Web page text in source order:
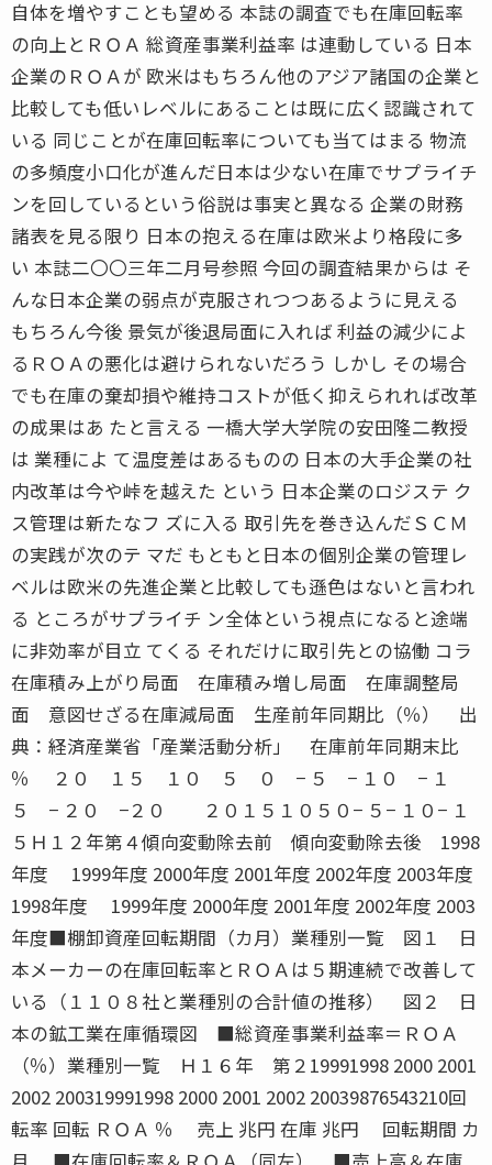
自体を増やすことも望める 本誌の調査でも在庫回転率
の向上とＲＯＡ 総資産事業利益率 は連動している 日本
企業のＲＯＡが 欧米はもちろん他のアジア諸国の企業と
比較しても低いレベルにあることは既に広く認識されて
いる 同じことが在庫回転率についても当てはまる 物流
の多頻度小口化が進んだ日本は少ない在庫でサプライチ
ンを回しているという俗説は事実と異なる 企業の財務
諸表を見る限り 日本の抱える在庫は欧米より格段に多
い 本誌二〇〇三年二月号参照 今回の調査結果からは そ
んな日本企業の弱点が克服されつつあるように見える
もちろん今後 景気が後退局面に入れば 利益の減少によ
るＲＯＡの悪化は避けられないだろう しかし その場合
でも在庫の棄却損や維持コストが低く抑えられれば改革
の成果はあ たと言える 一橋大学大学院の安田隆二教授
は 業種によ て温度差はあるものの 日本の大手企業の社
内改革は今や峠を越えた という 日本企業のロジステ ク
ス管理は新たなフ ズに入る 取引先を巻き込んだＳＣＭ
の実践が次のテ マだ もともと日本の個別企業の管理レ
ベルは欧米の先進企業と比較しても遜色はないと言われ
る ところがサプライチ ン全体という視点になると途端
に非効率が目立 てくる それだけに取引先との協働 コラ
在庫積み上がり局面 在庫積み増し局面 在庫調整局
面 意図せざる在庫減局面 生産前年同期比（％） 出
典：経済産業省「産業活動分析」 在庫前年同期末比
％ ２０ １５ １０ ５ ０ − ５ − １０ − １
５ − ２０ −２０ ２０１５１０５０− ５− １０− １
５Ｈ１２年第４傾向変動除去前 傾向変動除去後 1998
年度 1999年度 2000年度 2001年度 2002年度 2003年度
1998年度 1999年度 2000年度 2001年度 2002年度 2003
年度■棚卸資産回転期間（カ月）業種別一覧 図１ 日
本メーカーの在庫回転率とＲＯＡは５期連続で改善して
いる（１１０８社と業種別の合計値の推移） 図２ 日
本の鉱工業在庫循環図 ■総資産事業利益率＝ＲＯＡ
（％）業種別一覧 Ｈ１６年 第２19991998 2000 2001
2002 200319991998 2000 2001 2002 20039876543210回
転率 回転 ＲＯＡ ％ 売上 兆円 在庫 兆円 回転期間 カ